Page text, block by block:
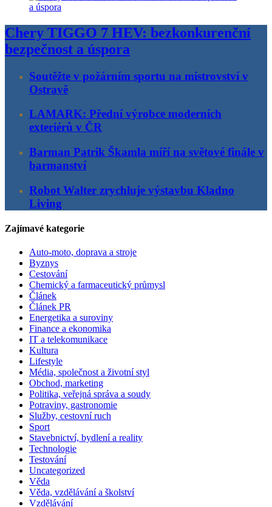
Chery TIGGO 7 HEV: bezkonkurenční
bezpečnost a úspora
Soutěžte v požárním sportu na mistrovství v
Ostravě
LAMARK: Přední výrobce moderních
exteriérů v ČR
Barman Patrik Škamla míří na světové finále v
barmanství
Robot Walter zrychluje výstavbu Kladno
Living
Zajímavé kategorie
Auto-moto, doprava a stroje
Byznys
Cestování
Chemický a farmaceutický průmysl
Článek
Článek PR
Energetika a suroviny
Finance a ekonomika
IT a telekomunikace
Kultura
Lifestyle
Média, společnost a životní styl
Obchod, marketing
Politika, veřejná správa a soudy
Potraviny, gastronomie
Služby, cestovní ruch
Sport
Stavebnictví, bydlení a reality
Technologie
Testování
Uncategorized
Věda
Věda, vzdělávání a školství
Vzdělávání